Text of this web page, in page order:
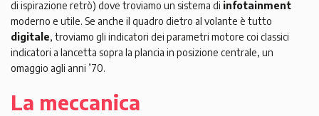
di ispirazione retrò) dove troviamo un sistema di infotainment
moderno e utile. Se anche il quadro dietro al volante è tutto
digitale, troviamo gli indicatori dei parametri motore coi classici
indicatori a lancetta sopra la plancia in posizione centrale, un
omaggio agli anni ’70.
La meccanica